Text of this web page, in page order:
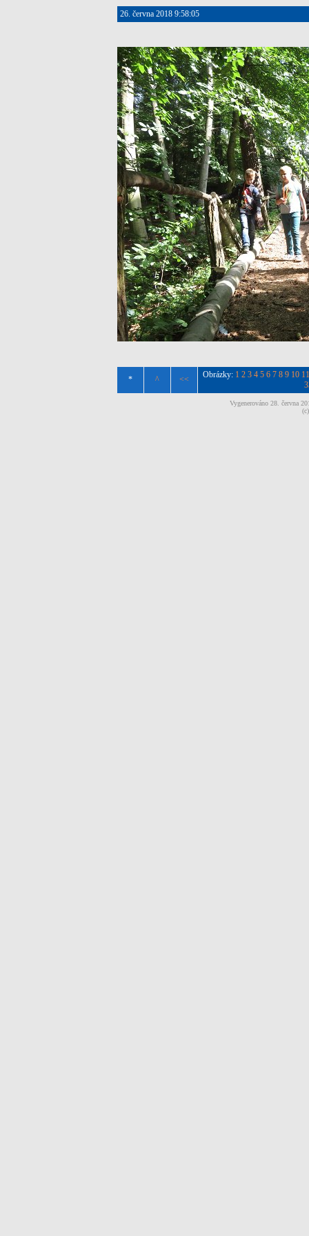
26. června 2018 9:58:05
* ^ << Obrázky: 1 2 3 4 5 6 7 8 9 10 11
Vygenerováno 28. června